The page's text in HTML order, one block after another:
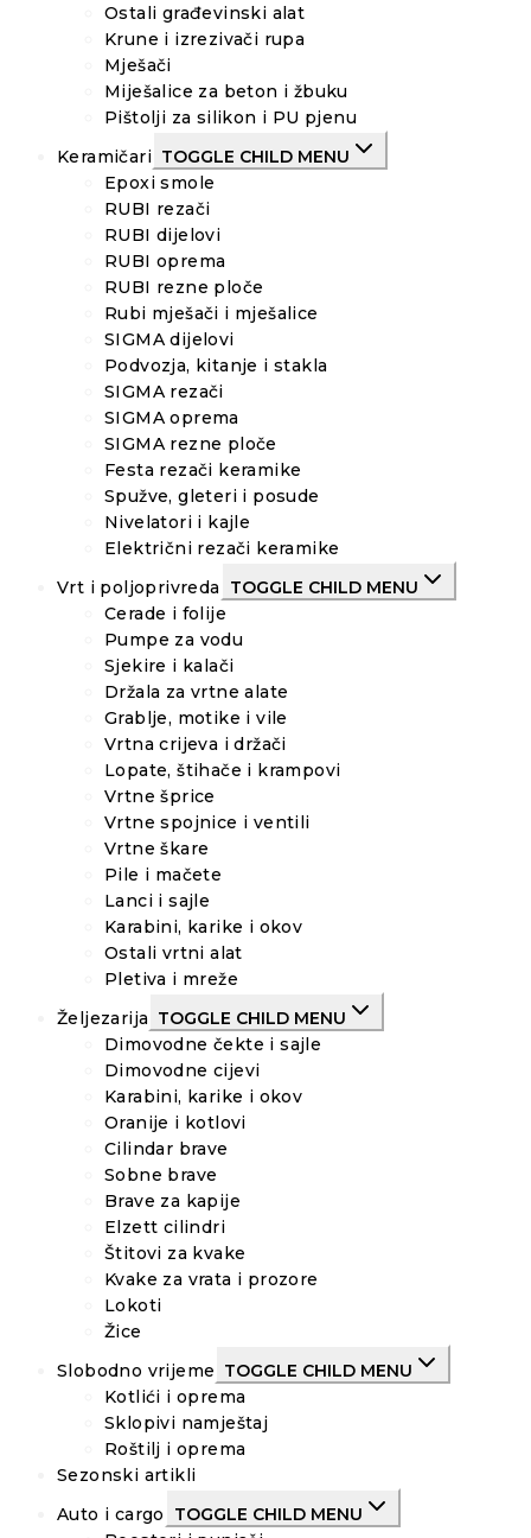
Ostali građevinski alat
Krune i izrezivači rupa
Mješači
Miješalice za beton i žbuku
Pištolji za silikon i PU pjenu
Keramičari TOGGLE CHILD MENU
Epoxi smole
RUBI rezači
RUBI dijelovi
RUBI oprema
RUBI rezne ploče
Rubi mješači i mješalice
SIGMA dijelovi
Podvozja, kitanje i stakla
SIGMA rezači
SIGMA oprema
SIGMA rezne ploče
Festa rezači keramike
Spužve, gleteri i posude
Nivelatori i kajle
Električni rezači keramike
Vrt i poljoprivreda
TOGGLE CHILD MENU
Cerade i folije
Pumpe za vodu
Sjekire i kalači
Držala za vrtne alate
Grablje, motike i vile
Vrtna crijeva i držači
Lopate, štihače i krampovi
Vrtne šprice
Vrtne spojnice i ventili
Vrtne škare
Pile i mačete
Lanci i sajle
Karabini, karike i okov
Ostali vrtni alat
Pletiva i mreže
Željezarija TOGGLE CHILD MENU
Dimovodne čekte i sajle
Dimovodne cijevi
Karabini, karike i okov
Oranije i kotlovi
Cilindar brave
Sobne brave
Brave za kapije
Elzett cilindri
Štitovi za kvake
Kvake za vrata i prozore
Lokoti
Žice
Slobodno vrijeme TOGGLE CHILD MENU
Kotlići i oprema
Sklopivi namještaj
Roštilj i oprema
Sezonski artikli
Auto i cargo
TOGGLE CHILD MENU